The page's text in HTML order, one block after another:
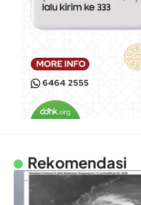
Rekomendasi